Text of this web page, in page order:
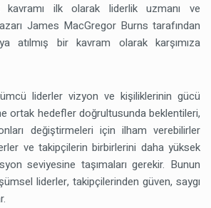
kavramı ilk olarak liderlik uzmanı ve
James MacGregor Burns tarafından
atılmış bir kavram olarak karşımıza
liderler vizyon ve kişiliklerinin gücü
ortak hedefler doğrultusunda beklentileri,
değiştirmeleri için ilham verebilirler
ve takipçilerin birbirlerini daha yüksek
seviyesine taşımaları gerekir. Bunun
liderler, takipçilerinden güven, saygı